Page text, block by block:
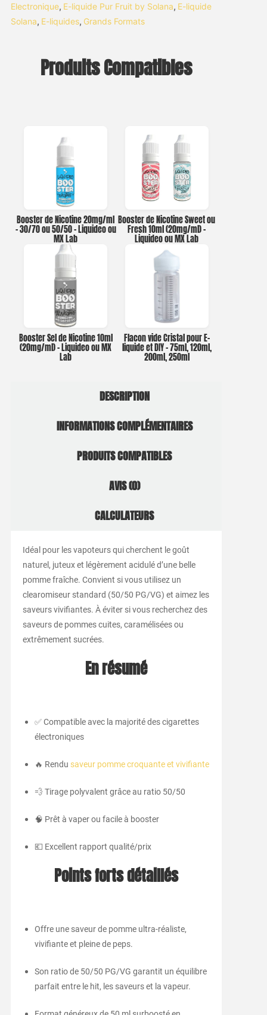
Electronique, E-liquide Pur Fruit by Solana, E-liquide
Solana, E-liquides, Grands Formats
Produits Compatibles
Booster de Nicotine 20mg/ml
– 30/70 ou 50/50 – Liquideo ou
MX Lab
Booster de Nicotine Sweet ou
Fresh 10ml (20mg/ml) –
Liquideo ou MX Lab
Booster Sel de Nicotine 10ml
(20mg/ml) – Liquideo ou MX
Lab
Flacon vide Cristal pour E-
liquide et DIY – 75ml, 120ml,
200ml, 250ml
DESCRIPTION
INFORMATIONS COMPLÉMENTAIRES
PRODUITS COMPATIBLES
AVIS (0)
CALCULATEURS
Idéal pour les vapoteurs qui cherchent le goût
naturel, juteux et légèrement acidulé d’une belle
pomme fraîche. Convient si vous utilisez un
clearomiseur standard (50/50 PG/VG) et aimez les
saveurs vivifiantes. À éviter si vous recherchez des
saveurs de pommes cuites, caramélisées ou
extrêmement sucrées.
En résumé
✅ Compatible avec la majorité des cigarettes
électroniques
🔥 Rendu saveur pomme croquante et vivifiante
💨 Tirage polyvalent grâce au ratio 50/50
🧠 Prêt à vaper ou facile à booster
💶 Excellent rapport qualité/prix
Points forts détaillés
Offre une saveur de pomme ultra-réaliste,
vivifiante et pleine de peps.
Son ratio de 50/50 PG/VG garantit un équilibre
parfait entre le hit, les saveurs et la vapeur.